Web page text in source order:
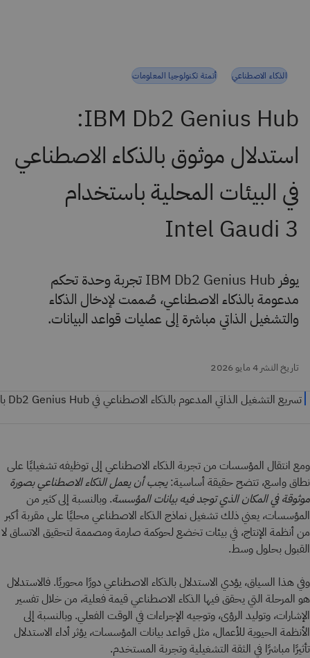
الذكاء الاصطناعي أتمتة تكنولوجيا المعلومات
IBM Db2 Genius Hub:
استدلال موثوق بالذكاء الاصطناعي
في البيئات المحلية باستخدام
Intel Gaudi 3
يوفر IBM Db2 Genius Hub تجربة وحدة تحكم
مدعومة بالذكاء الاصطناعي، صُممت لإدخال الذكاء
والتشغيل الذاتي مباشرة إلى عمليات قواعد البيانات.
تاريخ النشر 4 مايو 2026
ومع انتقال المؤسسات من تجربة الذكاء الاصطناعي إلى توظيفه تشغيليًا على
نطاق واسع، تتضح حقيقة أساسية:يجب أن يعمل الذكاء الاصطناعي بصورة
موثوقة في المكان الذي توجد فيه بيانات المؤسسة. وبالنسبة إلى كثير من
المؤسسات، يعني ذلك تشغيل نماذج الذكاء الاصطناعي محليًا على مقربة أكبر
من أنظمة الإنتاج، في بيئات تخضع لحوكمة صارمة ومصممة لتحقيق الاتساق لا
القبول بحلول وسط.
وفي هذا السياق، يؤدي الاستدلال بالذكاء الاصطناعي دورًا محوريًا. فالاستدلال
هو المرحلة التي يحقق فيها الذكاء الاصطناعي قيمة فعلية، من خلال تفسير
الإشارات، وتوليد الرؤى، وتوجيه الإجراءات في الوقت الفعلي. وبالنسبة إلى
الأنظمة الحيوية للأعمال، مثل قواعد بيانات المؤسسات، يؤثر أداء الاستدلال
تأثيرًا مباشرًا في الثقة التشغيلية وتجربة المستخدم.